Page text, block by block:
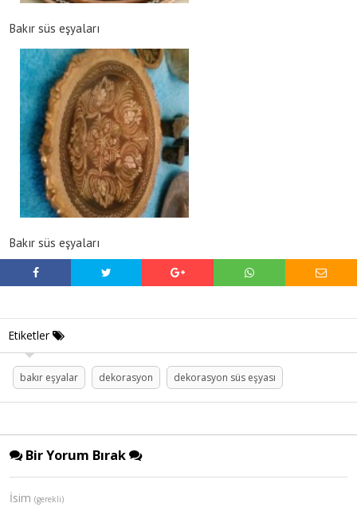
Bakır süs eşyaları
Bakır süs eşyaları
Etiketler
bakır eşyalar dekorasyon dekorasyon süs eşyası
Bir Yorum Bırak
İsim (gerekli)